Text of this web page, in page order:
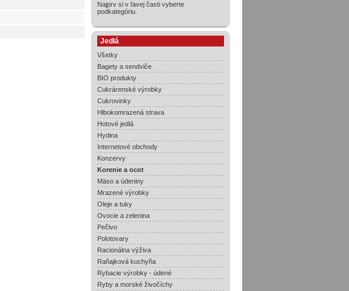
Najprv si v ľavej časti vyberte
podkategóriu.
Jedlá
Všetky
Bagety a sendviče
BIO produkty
Cukrárenské výrobky
Cukrovinky
Hlbokomrazená strava
Hotové jedlá
Hydina
Internetové obchody
Konzervy
Korenie a ocot
Mäso a údeniny
Mrazené výrobky
Oleje a tuky
Ovocie a zelenina
Pečivo
Polotovary
Racionálna výživa
Raňajková kuchyňa
Rybacie výrobky - údené
Ryby a morské živočíchy